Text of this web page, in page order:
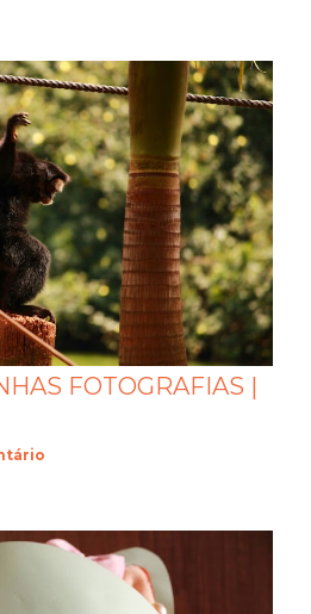
FOTOGRAFIAS |